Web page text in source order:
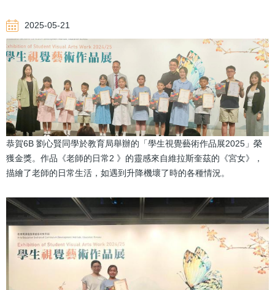
2025-05-21
恭賀6B 劉心賢同學於教育局舉辦的「學生視覺藝術作品展2025」榮
獲金獎。作品《老師的日常2 》的靈感來自維拉斯奎茲的《宮女》，
描繪了老師的日常生活，如遇到升降機壞了時的各種情況。